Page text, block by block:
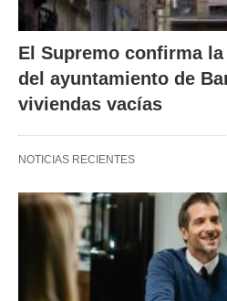
El Supremo confirma
del ayuntamiento de
viviendas vacías
NOTICIAS RECIENTES